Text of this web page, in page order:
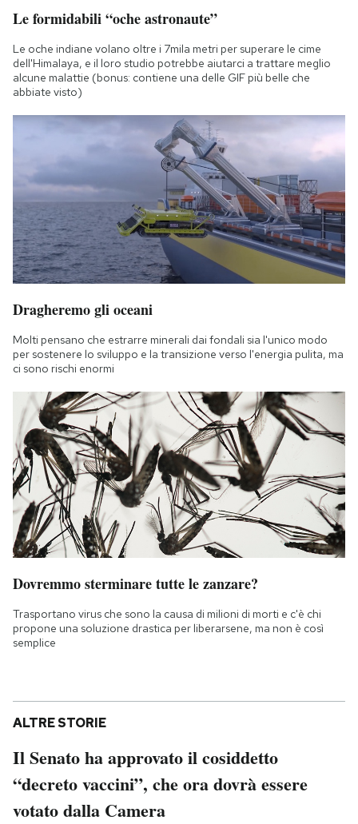
Le formidabili “oche astronaute”
Le oche indiane volano oltre i 7mila metri per superare le cime
dell'Himalaya, e il loro studio potrebbe aiutarci a trattare meglio
alcune malattie (bonus: contiene una delle GIF più belle che
abbiate visto)
Dragheremo gli oceani
Molti pensano che estrarre minerali dai fondali sia l'unico modo
per sostenere lo sviluppo e la transizione verso l'energia pulita, ma
ci sono rischi enormi
Dovremmo sterminare tutte le zanzare?
Trasportano virus che sono la causa di milioni di morti e c'è chi
propone una soluzione drastica per liberarsene, ma non è così
semplice
ALTRE STORIE
Il Senato ha approvato il cosiddetto
“decreto vaccini”, che ora dovrà essere
votato dalla Camera